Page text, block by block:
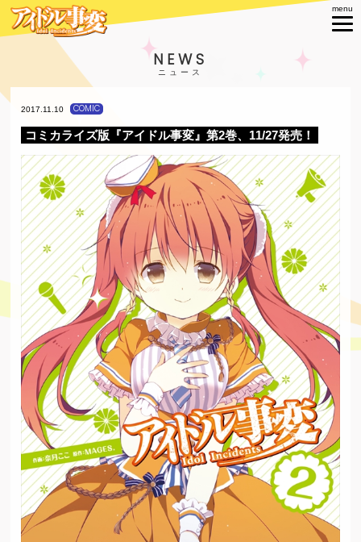
NEWS
2017.11.10 COMIC
コミカライズ版『アイドル事変』第2巻、11/27発売！